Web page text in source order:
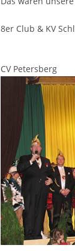
8er Club & KV
CV Petersberg